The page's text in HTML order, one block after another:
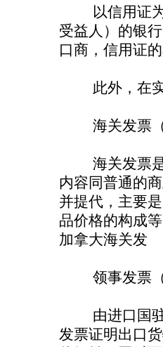
以信用证为
受益人）的银
口商，信用证
此外，在实
海关发票（
海关发票是
内容同普通的
并提代，主要
品价格的构成
加拿大海关发
领事发票（
由进口国驻
发票证明出口